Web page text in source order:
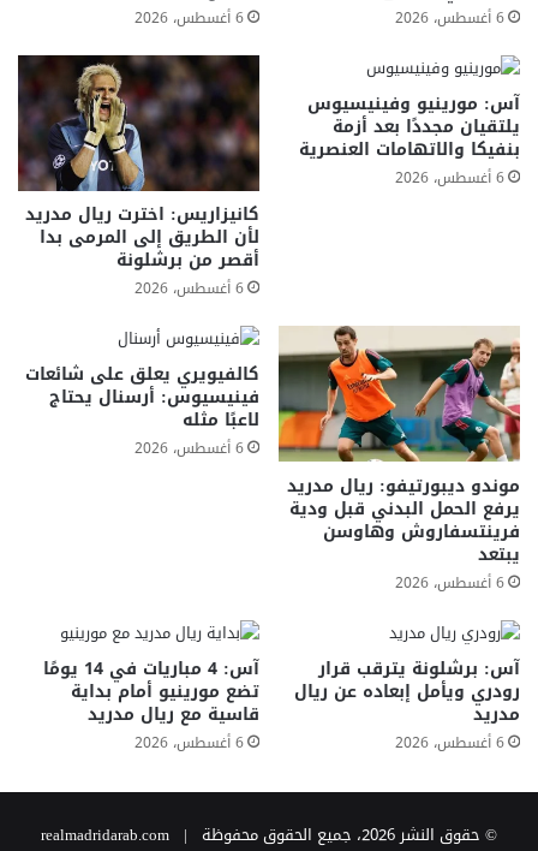
6 أغسطس، 2026 6 أغسطس، 2026
آس: مورينيو وفينيسيوس
يلتقيان مجددًا بعد أزمة
بنفيكا والاتهامات العنصرية
6 أغسطس، 2026
كانيزاريس: اخترت ريال مدريد
لأن الطريق إلى المرمى بدا
أقصر من برشلونة
6 أغسطس، 2026
موندو ديبورتيفو: ريال مدريد
يرفع الحمل البدني قبل ودية
فرينتسفاروش وهاوسن
يبتعد
6 أغسطس، 2026
كالفيويري يعلق على شائعات
فينيسيوس: أرسنال يحتاج
لاعبًا مثله
6 أغسطس، 2026
آس: برشلونة يترقب قرار
رودري ويأمل إبعاده عن ريال
مدريد
6 أغسطس، 2026
آس: 4 مباريات في 14 يومًا
تضع مورينيو أمام بداية
قاسية مع ريال مدريد
6 أغسطس، 2026
© حقوق النشر 2026، جميع الحقوق محفوظة | realmadridarab.com